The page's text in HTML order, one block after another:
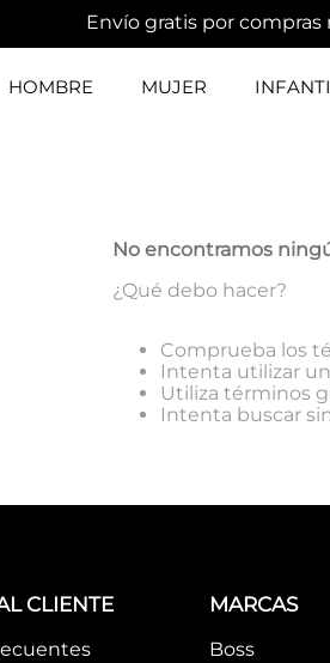
Envío gratis por
HOMBRE MUJER
No encontramos
¿Qué debo hacer?
Comprueba los
Intenta utilizar
Utiliza términos
Intenta buscar
CLIENTE MARCAS
Boss